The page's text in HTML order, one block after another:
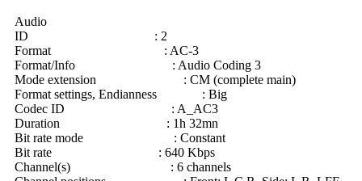
Audio
ID : 2
Format : AC-3
Format/Info : Audio Coding 3
Mode extension : CM (complete main)
Format settings, Endianness : Big
Codec ID : A_AC3
Duration : 1h 32mn
Bit rate mode : Constant
Bit rate : 640 Kbps
Channel(s) : 6 channels